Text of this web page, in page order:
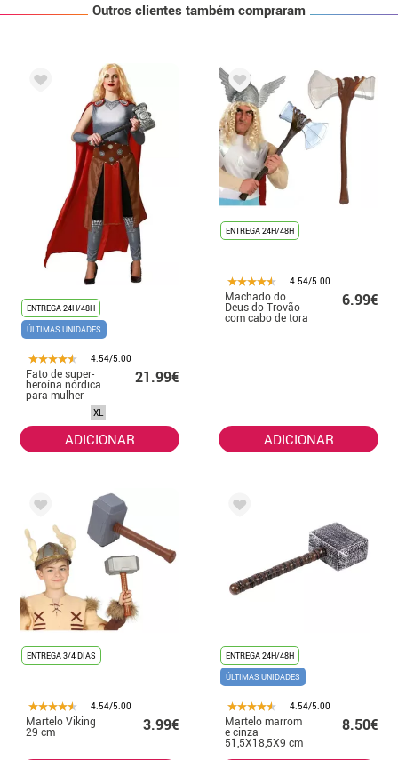
Outros clientes também compraram
ENTREGA 24H/48H
ÚLTIMAS UNIDADES
4.54/5.00
Fato de super-
heroína nórdica
para mulher
21.99€
XL
ADICIONAR
ENTREGA 24H/48H
4.54/5.00
Machado do
Deus do Trovão
com cabo de tora
6.99€
ADICIONAR
ENTREGA 3/4 DIAS
4.54/5.00
Martelo Viking
29 cm 3.99€
ENTREGA 24H/48H
ÚLTIMAS UNIDADES
4.54/5.00
Martelo marrom
e cinza
51,5X18,5X9 cm
8.50€